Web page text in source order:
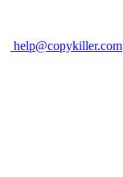
help@copykiller.com